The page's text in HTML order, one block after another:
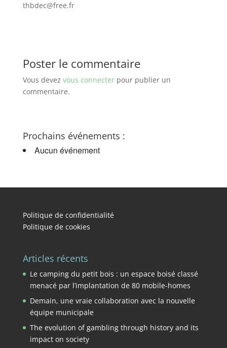
thbdec@free.fr
Poster le commentaire
Vous devez vous connecterpour publier un
commentaire.
Prochains événements :
Aucun événement
Politique de confidentialité
Politique de cookies
Articles récents
Le camping du petit bois : un espace boisé classé
menacé par l’implantation de 80 mobile-homes
Demain, une vraie collaboration avec la nouvelle
équipe municipale
The evolution of gambling through history and its
impact on society